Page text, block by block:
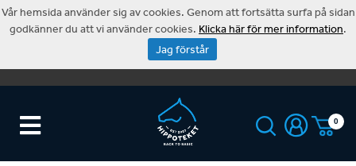
0
Vår hemsida använder sig av cookies. Genom att fortsätta surfa på sidan
godkänner du att vi använder cookies. Klicka här för mer information.
Jag förstår